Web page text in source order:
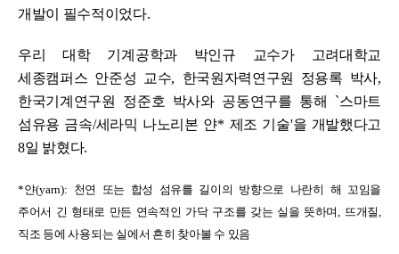
개발이 필수적이었다.
우리 대학 기계공학과 박인규 교수가 고려대학교
세종캠퍼스 안준성 교수, 한국원자력연구원 정용록 박사,
한국기계연구원 정준호 박사와 공동연구를 통해 `스마트
섬유용 금속/세라믹 나노리본 얀* 제조 기술'을 개발했다고
8일 밝혔다.
*얀(yarn): 천연 또는 합성 섬유를 길이의 방향으로 나란히 해 꼬임을
주어서 긴 형태로 만든 연속적인 가닥 구조를 갖는 실을 뜻하며, 뜨개질,
직조 등에 사용되는 실에서 흔히 찾아볼 수 있음